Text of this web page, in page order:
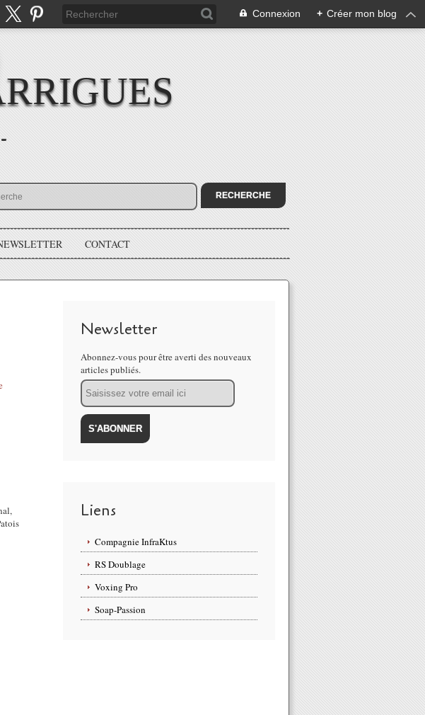
Connexion + Créer mon blog
CONTACT
Newsletter
Abonnez-vous pour être averti des nouveaux
articles publiés.
Email
Liens
Compagnie InfraKtus
RS Doublage
Voxing Pro
Soap-Passion